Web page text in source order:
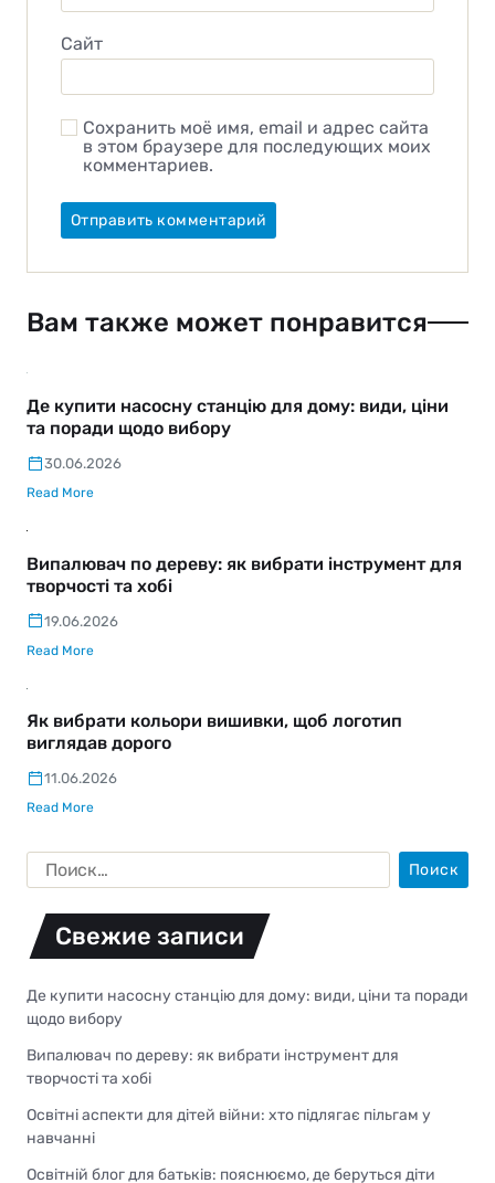
Сайт
Сохранить моё имя, email и адрес сайта
в этом браузере для последующих моих
комментариев.
Вам также может понравится
Де купити насосну станцію для дому: види, ціни
та поради щодо вибору
30.06.2026
Read More
Випалювач по дереву: як вибрати інструмент для
творчості та хобі
19.06.2026
Read More
Як вибрати кольори вишивки, щоб логотип
виглядав дорого
11.06.2026
Read More
Свежие записи
Де купити насосну станцію для дому: види, ціни та поради
щодо вибору
Випалювач по дереву: як вибрати інструмент для
творчості та хобі
Освітні аспекти для дітей війни: хто підлягає пільгам у
навчанні
Освітній блог для батьків: пояснюємо, де беруться діти